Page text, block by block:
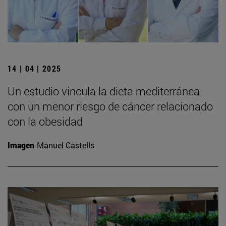
14 | 04 | 2025
Un estudio vincula la dieta mediterránea
con un menor riesgo de cáncer relacionado
con la obesidad
Imagen Manuel Castells